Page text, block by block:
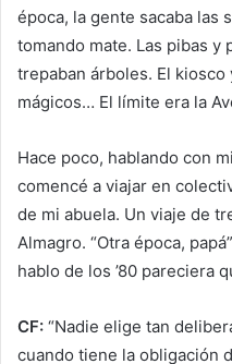
época, la gente sacaba las
tomando mate. Las pibas y
trepaban árboles. El
mágicos… El límite era la
Hace poco, hablando con
comencé a viajar en
de mi abuela. Un viaje de
Almagro. “Otra época,
hablo de los ’80 pareciera
CF: “Nadie elige tan
cuando tiene la obligación